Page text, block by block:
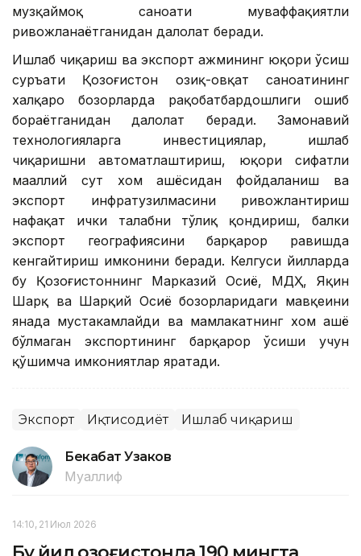
музқаймоқ саноати муваффақиятли
ривожланаётганидан далолат беради.
Ишлаб чиқариш ва экспорт ҳажмининг юқори ўсиш
суръати Қозоғистон озиқ-овқат саноатининг
халқаро бозорларда рақобатбардошлиги ошиб
бораётганидан далолат беради. Замонавий
технологияларга инвестициялар, ишлаб
чиқаришни автоматлаштириш, юқори сифатли
маҳаллий сут хом ашёсидан фойдаланиш ва
экспорт инфратузилмасини ривожлантириш
нафақат ички талабни тўлиқ қондириш, балки
экспорт географиясини барқарор равишда
кенгайтириш имконини беради. Келгуси йилларда
бу Қозоғистоннинг Марказий Осиё, МДҲ, Яқин
Шарқ ва Шарқий Осиё бозорларидаги мавқеини
янада мустаҳкамлайди ва мамлакатнинг хом ашё
бўлмаган экспортининг барқарор ўсиши учун
қўшимча имкониятлар яратади.
Экспорт Иқтисодиёт Ишлаб чиқариш
Бекабат Узаков
Муаллиф
14:10, 21 Июл 2026